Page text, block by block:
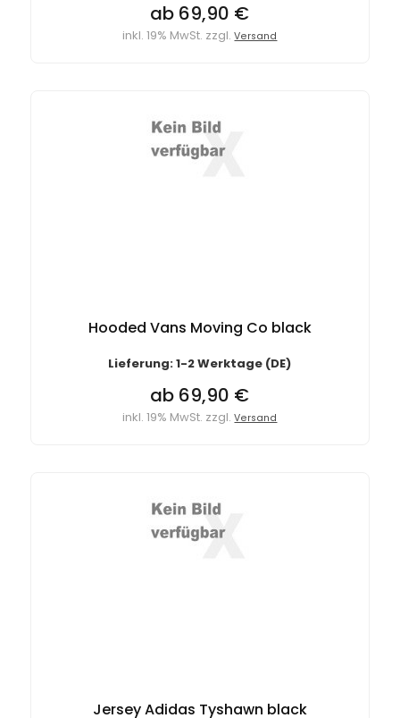
ab 69,90 €
inkl. 19% MwSt. zzgl.Versand
Hooded Vans Moving Co black
Lieferung: 1-2 Werktage (DE)
ab 69,90 €
inkl. 19% MwSt. zzgl.Versand
Jersey Adidas Tyshawn black